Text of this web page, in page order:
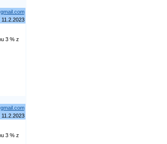
11.2.2023
3 % z
11.2.2023
3 % z